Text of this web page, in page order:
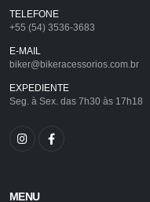
TELEFONE
+55 (54) 3536-3683
E-MAIL
biker@bikeracessorios.com.br
EXPEDIENTE
Seg. à Sex. das 7h30 às 17h18
MENU